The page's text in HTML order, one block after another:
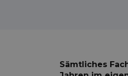
Sämtliches